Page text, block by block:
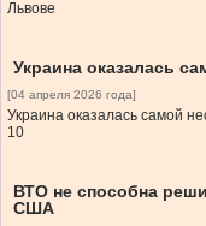
Львове
Украина оказалась
[04 апреля 2026 года]
Украина оказалась самой
10
ВТО не способна
США